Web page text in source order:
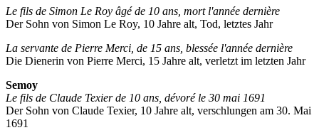
Le fils de Simon Le Roy âgé de 10 ans, mort l'année dernière
Der Sohn von Simon Le Roy, 10 Jahre alt, Tod, letztes Jahr
La servante de Pierre Merci, de 15 ans, blessée l'année dernière
Die Dienerin von Pierre Merci, 15 Jahre alt, verletzt im letzten Jahr
Semoy
Le fils de Claude Texier de 10 ans, dévoré le 30 mai 1691
Der Sohn von Claude Texier, 10 Jahre alt, verschlungen am 30. Mai
1691